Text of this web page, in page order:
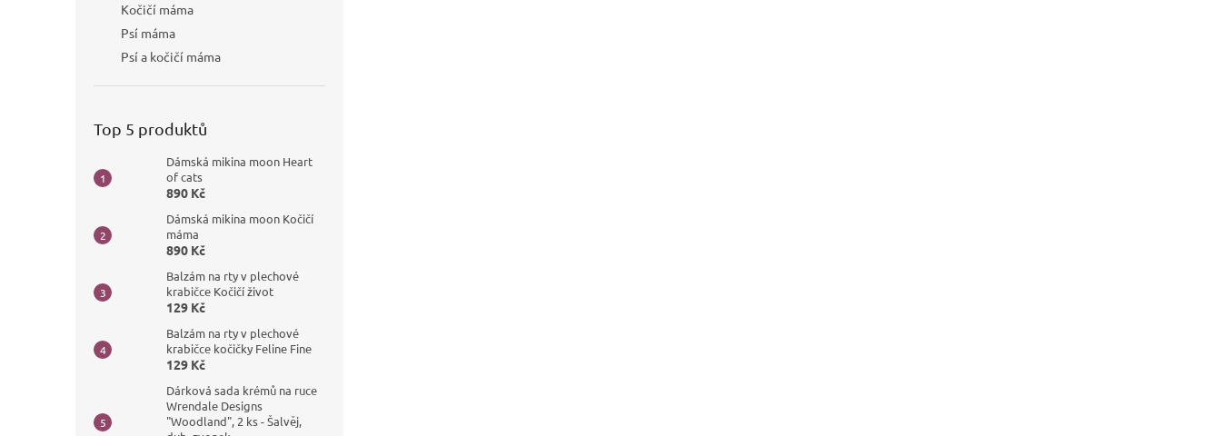
Kočičí máma
Psí máma
Psí a kočičí máma
Top 5 produktů
Dámská mikina moon Heart
of cats
890 Kč
Dámská mikina moon Kočičí
máma
890 Kč
Balzám na rty v plechové
krabičce Kočičí život
129 Kč
Balzám na rty v plechové
krabičce kočičky Feline Fine
129 Kč
Dárková sada krémů na ruce
Wrendale Designs
"Woodland", 2 ks - Šalvěj,